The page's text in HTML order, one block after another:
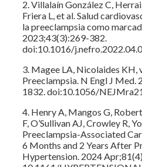
2. Villalaín González C,
Friera L, et al. Salud
la preeclampsia como
2023;43(3):269-382.
doi:10.1016/
3. Magee LA, Nicolaides KH,
Preeclampsia. N Engl J
1832. doi:10.1056/
4. Henry A, Mangos G,
F, O’Sullivan AJ, Crowley R,
Preeclampsia-Associated
6 Months and 2 Years After
Hypertension. 2024